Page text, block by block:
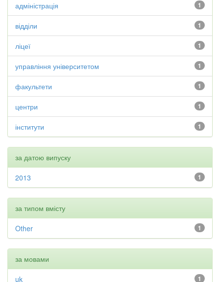
1
адміністрація
1
відділи
1
ліцеї
1
управління університетом
1
факультети
1
центри
1
інститути
за датою випуску
1
2013
за типом вмісту
1
Other
за мовами
1
uk